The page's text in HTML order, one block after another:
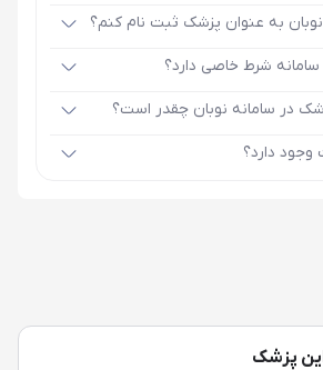
به عنوان پزشک ثبت نام کنم؟
شرط خاصی دارد؟
در سامانه نوبان چقدر است؟
وجود دارد؟
پزشک